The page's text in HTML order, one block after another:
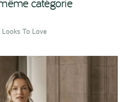
Looks To Love